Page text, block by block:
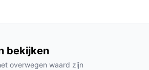
de belangrijkste verschillen met andere
met veel andere camera's biedt
bekijken
overwegen waard zijn